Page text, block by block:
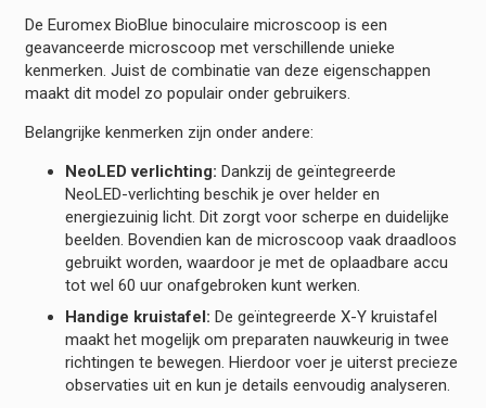
De Euromex BioBlue binoculaire microscoop is een
geavanceerde microscoop met verschillende unieke
kenmerken. Juist de combinatie van deze eigenschappen
maakt dit model zo populair onder gebruikers.
Belangrijke kenmerken zijn onder andere:
NeoLED verlichting: Dankzij de geïntegreerde
NeoLED-verlichting beschik je over helder en
energiezuinig licht. Dit zorgt voor scherpe en duidelijke
beelden. Bovendien kan de microscoop vaak draadloos
gebruikt worden, waardoor je met de oplaadbare accu
tot wel 60 uur onafgebroken kunt werken.
Handige kruistafel: De geïntegreerde X-Y kruistafel
maakt het mogelijk om preparaten nauwkeurig in twee
richtingen te bewegen. Hierdoor voer je uiterst precieze
observaties uit en kun je details eenvoudig analyseren.